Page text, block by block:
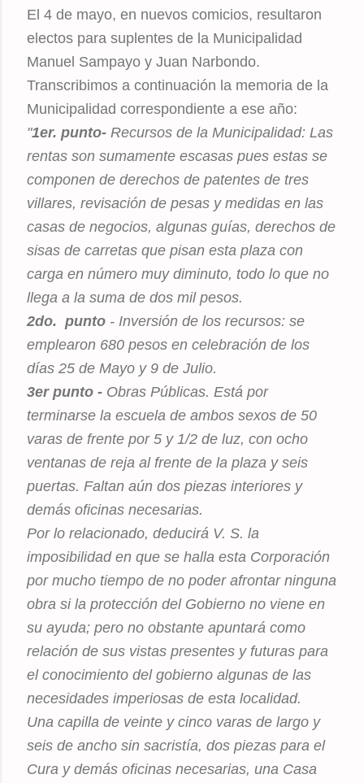
El 4 de mayo, en nuevos comicios, resultaron
electos para suplentes de la Municipalidad
Manuel Sampayo y Juan Narbondo.
Transcribimos a continuación la memoria de la
Municipalidad correspondiente a ese año:
"1er. punto-Recursos de la Municipalidad: Las
rentas son sumamente escasas pues estas se
componen de derechos de patentes de tres
villares, revisación de pesas y medidas en las
casas de negocios, algunas guías, derechos de
sisas de carretas que pisan esta plaza con
carga en número muy diminuto, todo lo que no
llega a la suma de dos mil pesos.
2do. punto - Inversión de los recursos: se
emplearon 680 pesos en celebración de los
días 25 de Mayo y 9 de Julio.
3er punto -Obras Públicas. Está por
terminarse la escuela de ambos sexos de 50
varas de frente por 5 y 1/2 de luz, con ocho
ventanas de reja al frente de la plaza y seis
puertas. Faltan aún dos piezas interiores y
demás oficinas necesarias.
Por lo relacionado, deducirá V. S. la
imposibilidad en que se halla esta Corporación
por mucho tiempo de no poder afrontar ninguna
obra si la protección del Gobierno no viene en
su ayuda; pero no obstante apuntará como
relación de sus vistas presentes y futuras para
el conocimiento del gobierno algunas de las
necesidades imperiosas de esta localidad.
Una capilla de veinte y cinco varas de largo y
seis de ancho sin sacristía, dos piezas para el
Cura y demás oficinas necesarias, una Casa